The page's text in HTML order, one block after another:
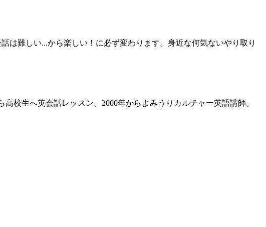
難しい...から楽しい！に必ず変わります。身近な何気ないやり取り
校生へ英会話レッスン。2000年からよみうりカルチャー英語講師。